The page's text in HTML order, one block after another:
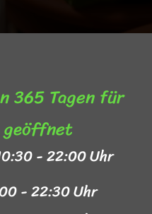
365 Tagen für
- 22:00 Uhr
- 22:30 Uhr